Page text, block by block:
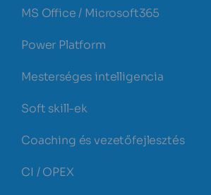
MS Office / Microsoft365
Power Platform
Mesterséges intelligencia
Soft skill-ek
Coaching és vezetőfejlesztés
CI / OPEX